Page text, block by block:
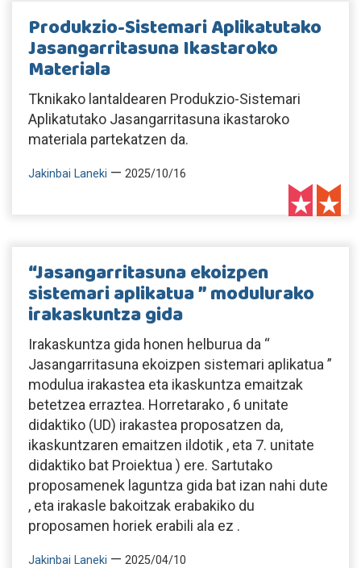
Produkzio-Sistemari Aplikatutako
Jasangarritasuna Ikastaroko
Materiala
Tknikako lantaldearen Produkzio-Sistemari
Aplikatutako Jasangarritasuna ikastaroko
materiala partekatzen da.
Jakinbai Laneki — 2025/10/16
“Jasangarritasuna ekoizpen
sistemari aplikatua ” modulurako
irakaskuntza gida
Irakaskuntza gida honen helburua da “
Jasangarritasuna ekoizpen sistemari aplikatua ”
modulua irakastea eta ikaskuntza emaitzak
betetzea erraztea. Horretarako , 6 unitate
didaktiko (UD) irakastea proposatzen da,
ikaskuntzaren emaitzen ildotik , eta 7. unitate
didaktiko bat Proiektua ) ere. Sartutako
proposamenek laguntza gida bat izan nahi dute
, eta irakasle bakoitzak erabakiko du
proposamen horiek erabili ala ez .
Jakinbai Laneki — 2025/04/10